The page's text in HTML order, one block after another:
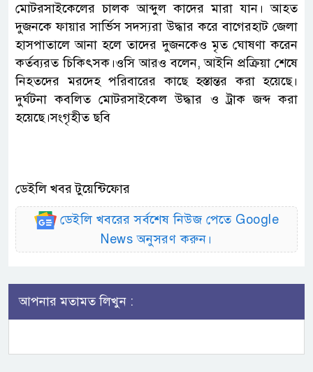
মোটরসাইকেলের চালক আব্দুল কাদের মারা যান। আহত
দুজনকে ফায়ার সার্ভিস সদস্যরা উদ্ধার করে বাগেরহাট জেলা
হাসপাতালে আনা হলে তাদের দুজনকেও মৃত ঘোষণা করেন
কর্তব্যরত চিকিৎসক।ওসি আরও বলেন, আইনি প্রক্রিয়া শেষে
নিহতদের মরদেহ পরিবারের কাছে হস্তান্তর করা হয়েছে।
দুর্ঘটনা কবলিত মোটরসাইকেল উদ্ধার ও ট্রাক জব্দ করা
হয়েছে।সংগৃহীত ছবি
ডেইলি খবর টুয়েন্টিফোর
ডেইলি খবরের সর্বশেষ নিউজ পেতে Google
News অনুসরণ করুন।
আপনার মতামত লিখুন :